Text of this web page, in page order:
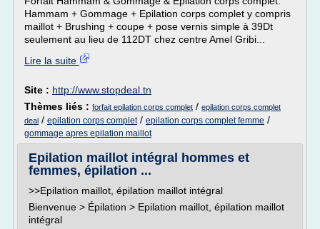
Hammam + Gommage + Epilation corps complet y compris
maillot + Brushing + coupe + pose vernis simple à 39Dt
seulement au lieu de 112DT chez centre Amel Gribi...
Lire la suite
Site : http://www.stopdeal.tn
Thèmes liés : forfait epilation corps complet / epilation corps complet
deal / epilation corps complet/ epilation corps complet femme /
gommage apres epilation maillot
Epilation maillot intégral hommes et
femmes, épilation ...
>>Epilation maillot, épilation maillot intégral
Bienvenue > Épilation > Epilation maillot, épilation maillot
intégral